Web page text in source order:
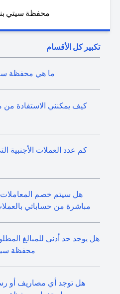
محفظة سيتي
تكبير كل الأقسام
ما هي محفظة
كيف يمكنني الاستفادة
كم عدد العملات الأجنبية
هل سيتم خصم المعاملات
مباشرة من حساباتي بالعملات
هل يوجد حد أدنى للمبالغ
محفظة
هل توجد أي مصاريف أو